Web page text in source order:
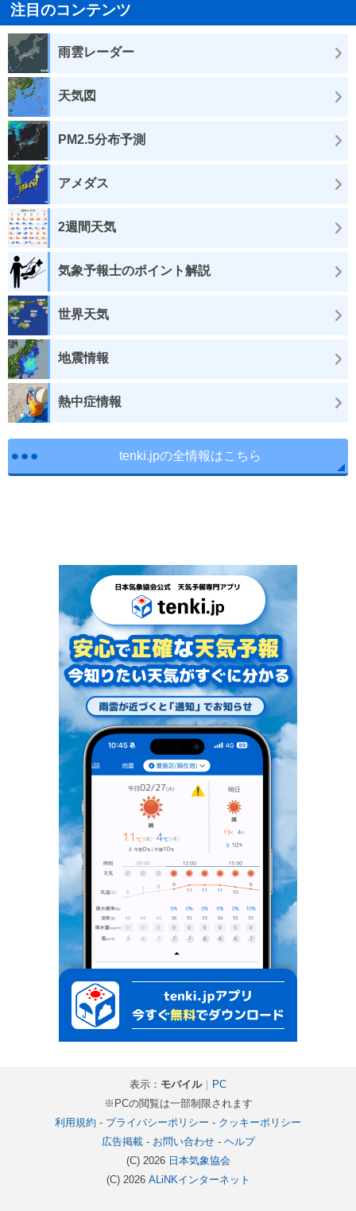
注目のコンテンツ
雨雲レーダー
天気図
PM2.5分布予測
アメダス
2週間天気
気象予報士のポイント解説
世界天気
地震情報
熱中症情報
tenki.jpの全情報はこちら
表示： モバイル｜ PC
※PCの閲覧は一部制限されます
利用規約 - プライバシーポリシー - クッキーポリシー
広告掲載- お問い合わせ- ヘルプ
(C) 2026 日本気象協会
(C) 2026 ALiNKインターネット